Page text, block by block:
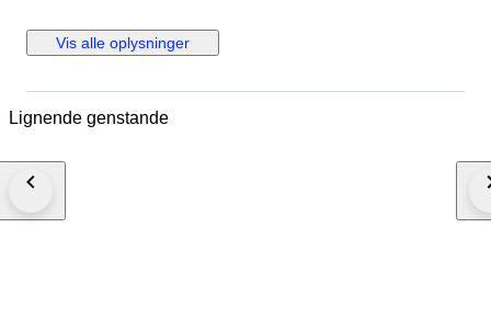
Vis alle oplysninger
Lignende genstande